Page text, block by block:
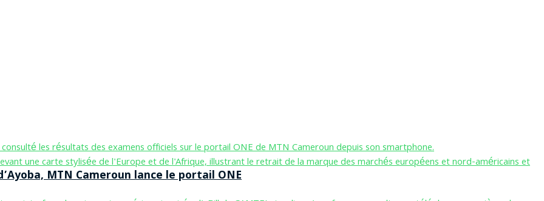
MTN Cameroun lance le portail ONE